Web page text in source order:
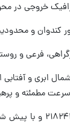
خروجی در
کندوان و
فرعی و
ابری و
سرعت مطمئنه و